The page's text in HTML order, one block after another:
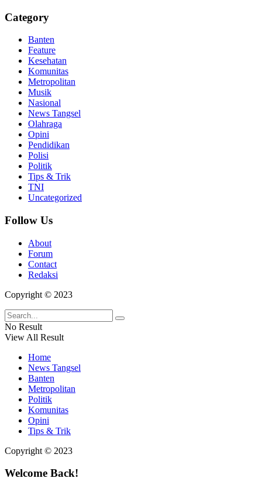
Category
Banten
Feature
Kesehatan
Komunitas
Metropolitan
Musik
Nasional
News Tangsel
Olahraga
Opini
Pendidikan
Polisi
Politik
Tips & Trik
TNI
Uncategorized
Follow Us
About
Forum
Contact
Redaksi
Copyright © 2023
No Result
View All Result
Home
News Tangsel
Banten
Metropolitan
Politik
Komunitas
Opini
Tips & Trik
Copyright © 2023
Welcome Back!